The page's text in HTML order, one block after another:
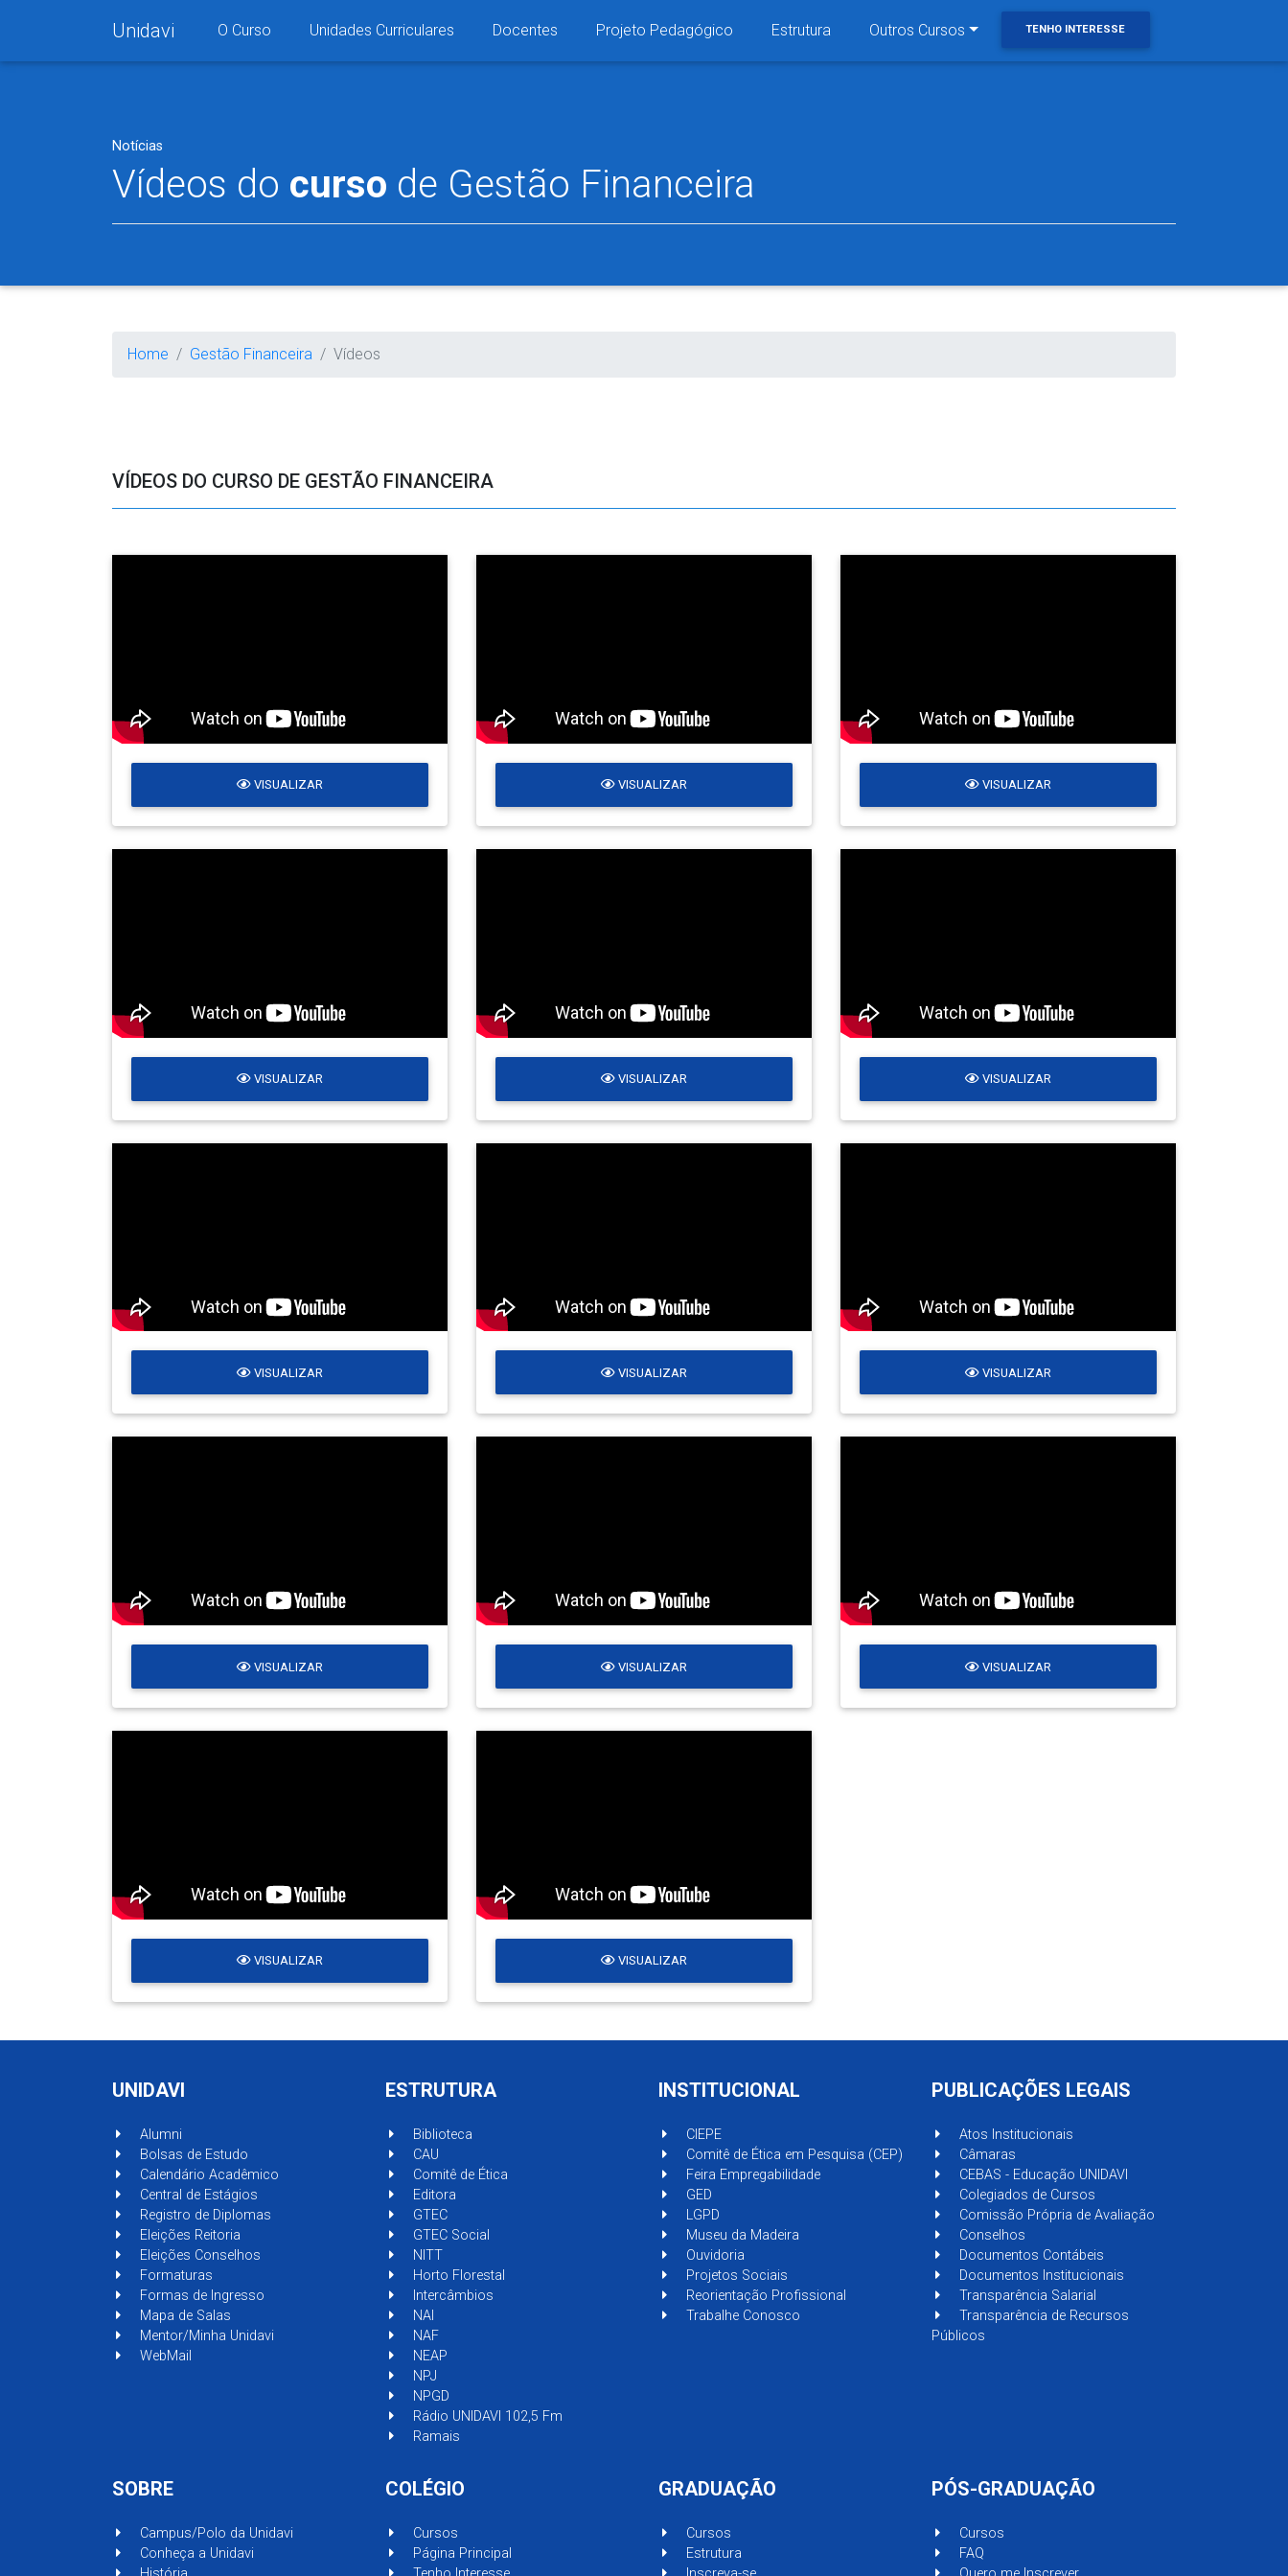
Unidavi O Curso Unidades Curriculares Docentes Projeto Pedagógico Estrutura Outros Cursos TENHO INTERESSE
Notícias
Vídeos do curso de Gestão Financeira
Home Gestão Financeira Vídeos
VÍDEOS DO CURSO DE GESTÃO FINANCEIRA
VISUALIZAR VISUALIZAR VISUALIZAR
VISUALIZAR VISUALIZAR VISUALIZAR
VISUALIZAR VISUALIZAR VISUALIZAR
VISUALIZAR VISUALIZAR VISUALIZAR
VISUALIZAR VISUALIZAR
UNIDAVI
Alumni
Bolsas de Estudo
Calendário Acadêmico
Central de Estágios
Registro de Diplomas
Eleições Reitoria
Eleições Conselhos
Formaturas
Formas de Ingresso
Mapa de Salas
Mentor/Minha Unidavi
WebMail
ESTRUTURA
Biblioteca
CAU
Comitê de Ética
Editora
GTEC
GTEC Social
NITT
Horto Florestal
Intercâmbios
NAI
NAF
NEAP
NPJ
NPGD
Rádio UNIDAVI 102,5 Fm
Ramais
INSTITUCIONAL
CIEPE
Comitê de Ética em Pesquisa (CEP)
Feira Empregabilidade
GED
LGPD
Museu da Madeira
Ouvidoria
Projetos Sociais
Reorientação Profissional
Trabalhe Conosco
PUBLICAÇÕES LEGAIS
Atos Institucionais
Câmaras
CEBAS - Educação UNIDAVI
Colegiados de Cursos
Comissão Própria de Avaliação
Conselhos
Documentos Contábeis
Documentos Institucionais
Transparência Salarial
Transparência de Recursos
Públicos
SOBRE
Campus/Polo da Unidavi
Conheça a Unidavi
COLÉGIO
Cursos
Página Principal
GRADUAÇÃO
Cursos
Estrutura
PÓS-GRADUAÇÃO
Cursos
FAQ